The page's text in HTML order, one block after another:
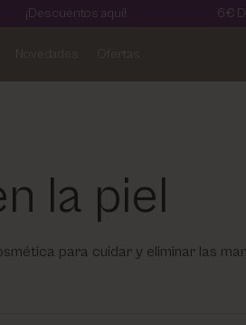
aquí! 6€ DTO
Novedades Ofertas
la piel
para cuidar y eliminar las